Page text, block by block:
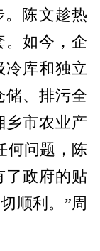
。陈文趁热
。如今，企
冷库和独立
储、排污全
乡市农业产
何问题，陈
了政府的贴
顺利。”周